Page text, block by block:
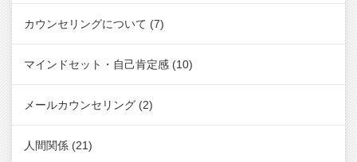
カウンセリングについて (7)
マインドセット・自己肯定感 (10)
メールカウンセリング (2)
人間関係 (21)